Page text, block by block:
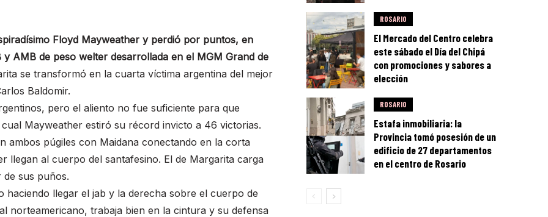
Floyd Mayweather y perdió por puntos, en
AMB de peso welter desarrollada en el MGM Grand de
se transformó en la cuarta víctima argentina del mejor
Baldomir.
pero el aliento no fue suficiente para que
Mayweather estiró su récord invicto a 46 victorias.
ambos púgiles con Maidana conectando en la corta
llegan al cuerpo del santafesino. El de Margarita carga
sus puños.
haciendo llegar el jab y la derecha sobre el cuerpo de
norteamericano, trabaja bien en la cintura y su defensa
ROSARIO
El Mercado del Centro celebra
este sábado el Día del Chipá
con promociones y sabores a
elección
ROSARIO
Estafa inmobiliaria: la
Provincia tomó posesión de un
edificio de 27 departamentos
en el centro de Rosario